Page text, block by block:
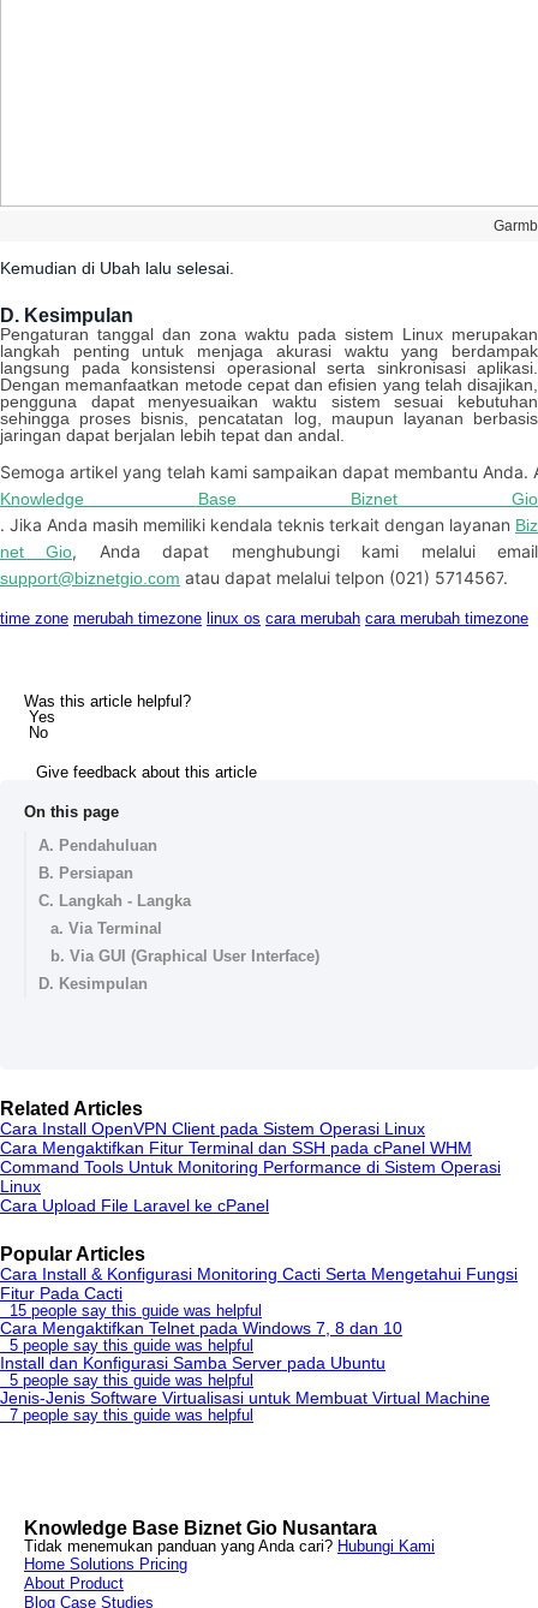
Kemudian di Ubah lalu selesai
D. Kesimpulan
Pengaturan tanggal dan zona waktu pada sistem Linux merupakan
langkah
penting untuk menjaga akurasi waktu yang
berdampak
langsung
pada konsistensi operasional serta sinkronisasi aplikasi
Dengan memanfaatkan metode cepat dan efisien yang telah disajikan
pengguna
dapat menyesuaikan waktu sistem sesuai
kebutuhan
sehingga
proses bisnis pencatatan log maupun layanan
berbasis
jaringan dapat berjalan lebih tepat dan andal
Semoga artikel yang telah kami sampaikan dapat membantu Anda.
Knowledge Base Biznet Gio
. Jika Anda masih memiliki kendala teknis terkait dengan layanan Biz
net
Gio, Anda dapat menghubungi kami melalui email
support@biznetgio com atau dapat melalui telpon (021) 5714567.
time zone merubah timezone linux os cara merubah cara merubah timezone
Was this article helpful?
Yes
No
Give feedback about this article
On this page
A. Pendahuluan
B. Persiapan
C. Langkah - Langka
a. Via Terminal
b. Via GUI (Graphical User Interface)
D. Kesimpulan
Related Articles
Cara Install OpenVPN Client pada Sistem Operasi Linux
Cara Mengaktifkan Fitur Terminal dan SSH pada cPanel WHM
Command Tools Untuk Monitoring Performance di Sistem Operasi
Linux
Cara Upload File Laravel ke cPanel
Popular Articles
Cara Install & Konfigurasi Monitoring Cacti Serta Mengetahui Fungsi
Fitur Pada Cacti
15 people say this guide was helpful
Cara Mengaktifkan Telnet pada Windows 7, 8 dan 10
5 people say this guide was helpful
Install dan Konfigurasi Samba Server pada Ubuntu
5 people say this guide was helpful
Jenis-Jenis Software Virtualisasi untuk Membuat Virtual Machine
7 people say this guide was helpful
Knowledge Base Biznet Gio Nusantara
Tidak menemukan panduan yang Anda cari? Hubungi Kami
Home Solutions Pricing
About Product
Blog Case Studies